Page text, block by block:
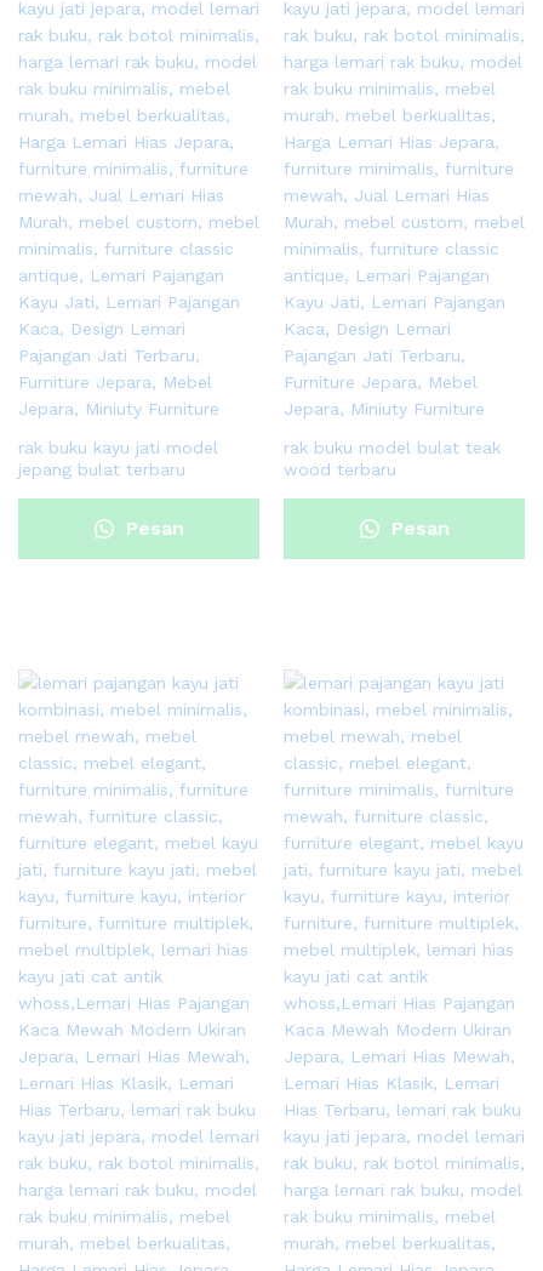
rak buku kayu jati model
jepang bulat terbaru
Pesan
rak buku model bulat teak
wood terbaru
Pesan